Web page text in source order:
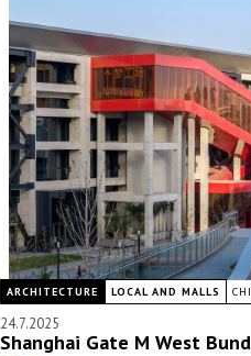
ARCHITECTURE LOCAL AND MALLS
24.7.2025
Shanghai Gate M West